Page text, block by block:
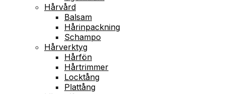
Hårvård
Balsam
Hårinpackning
Schampo
Hårverktyg
Hårfön
Hårtrimmer
Locktång
Plattång